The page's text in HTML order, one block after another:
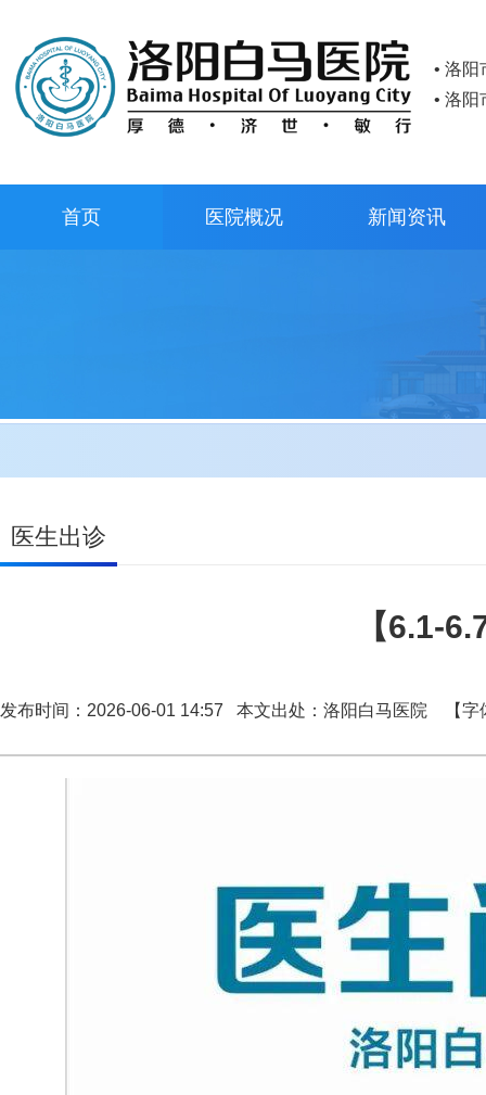
• 洛
• 洛
首页 医院概况 新闻资讯
医生出诊
【6.1-
发布时间：2026-06-01 14:57 本文出处：洛阳白马医院 【